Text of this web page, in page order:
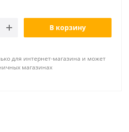
В корзину
для интернет-магазина и может
магазинах